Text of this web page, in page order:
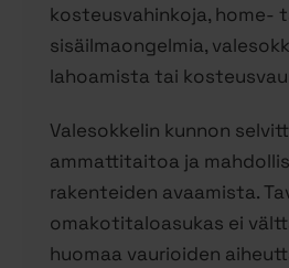
kosteusvahinkoja, home-
sisäilmaongelmia,
lahoamista tai
Valesokkelin kunnon
ammattitaitoa ja
rakenteiden avaamista.
omakotitaloasukas ei
huomaa vaurioiden